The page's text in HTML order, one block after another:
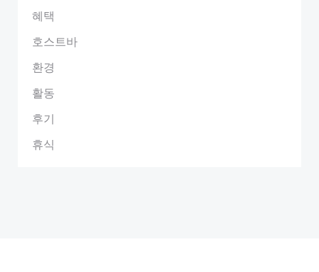
혜택
호스트바
환경
활동
후기
휴식